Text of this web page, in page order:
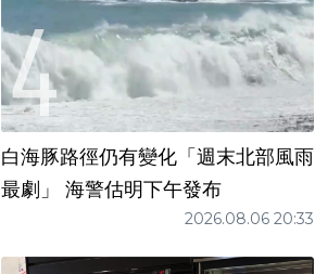
白海豚路徑仍有變化「週末北部風雨
最劇」 海警估明下午發布
2026.08.06 20:33